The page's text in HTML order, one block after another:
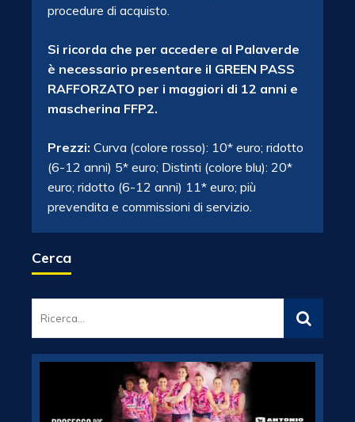
procedure di acquisto.
Si ricorda che per accedere al Palaverde
è necessario presentare il GREEN PASS
RAFFORZATO per i maggiori di 12 anni e
mascherina FFP2.
Prezzi: Curva (colore rosso): 10* euro; ridotto
(6-12 anni) 5* euro; Distinti (colore blu): 20*
euro; ridotto (6-12 anni) 11* euro; più
prevendita e commissioni di servizio.
Cerca